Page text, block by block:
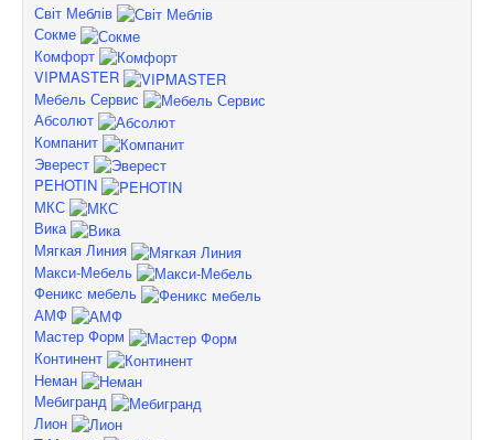
Світ Меблів
Сокме
Комфорт
VIPMASTER
Мебель Сервис
Абсолют
Компанит
Эверест
PEHOTIN
МКС
Вика
Мягкая Линия
Макси-Мебель
Феникс мебель
АМФ
Мастер Форм
Континент
Неман
Мебигранд
Лион